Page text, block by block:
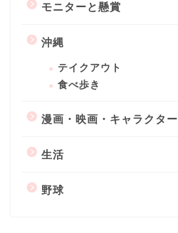
モニターと懸賞
沖縄
テイクアウト
食べ歩き
漫画・映画・キャラクター
生活
野球